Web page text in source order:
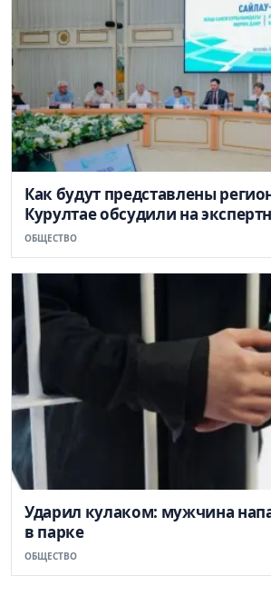
Как будут представлены
Курултае обсудили на
ОБЩЕСТВО
Ударил кулаком: мужчина
в парке
ОБЩЕСТВО